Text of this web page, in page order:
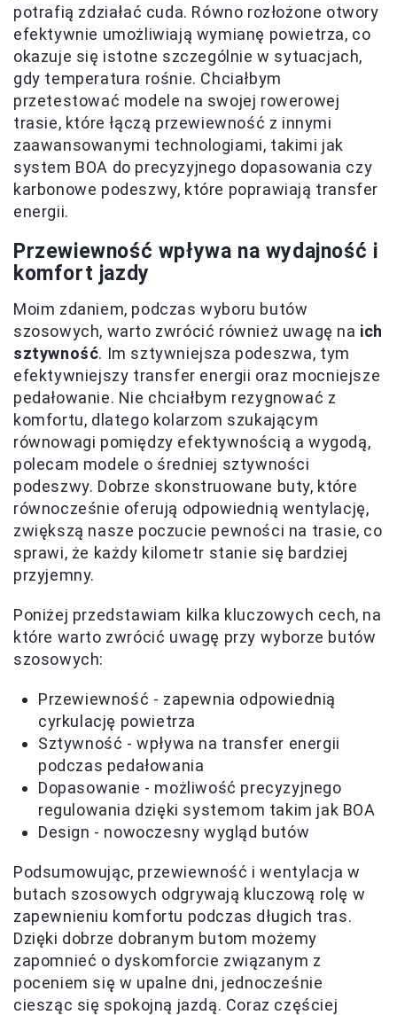
potrafią zdziałać cuda. Równo rozłożone otwory
efektywnie umożliwiają wymianę powietrza, co
okazuje się istotne szczególnie w sytuacjach,
gdy temperatura rośnie. Chciałbym
przetestować modele na swojej rowerowej
trasie, które łączą przewiewność z innymi
zaawansowanymi technologiami, takimi jak
system BOA do precyzyjnego dopasowania czy
karbonowe podeszwy, które poprawiają transfer
energii.
Przewiewność wpływa na wydajność i
komfort jazdy
Moim zdaniem, podczas wyboru butów
szosowych, warto zwrócić również uwagę na ich
sztywność. Im sztywniejsza podeszwa, tym
efektywniejszy transfer energii oraz mocniejsze
pedałowanie. Nie chciałbym rezygnować z
komfortu, dlatego kolarzom szukającym
równowagi pomiędzy efektywnością a wygodą,
polecam modele o średniej sztywności
podeszwy. Dobrze skonstruowane buty, które
równocześnie oferują odpowiednią wentylację,
zwiększą nasze poczucie pewności na trasie, co
sprawi, że każdy kilometr stanie się bardziej
przyjemny.
Poniżej przedstawiam kilka kluczowych cech, na
które warto zwrócić uwagę przy wyborze butów
szosowych:
Przewiewność - zapewnia odpowiednią
cyrkulację powietrza
Sztywność - wpływa na transfer energii
podczas pedałowania
Dopasowanie - możliwość precyzyjnego
regulowania dzięki systemom takim jak BOA
Design - nowoczesny wygląd butów
Podsumowując, przewiewność i wentylacja w
butach szosowych odgrywają kluczową rolę w
zapewnieniu komfortu podczas długich tras.
Dzięki dobrze dobranym butom możemy
zapomnieć o dyskomforcie związanym z
poceniem się w upalne dni, jednocześnie
ciesząc się spokojną jazdą. Coraz częściej